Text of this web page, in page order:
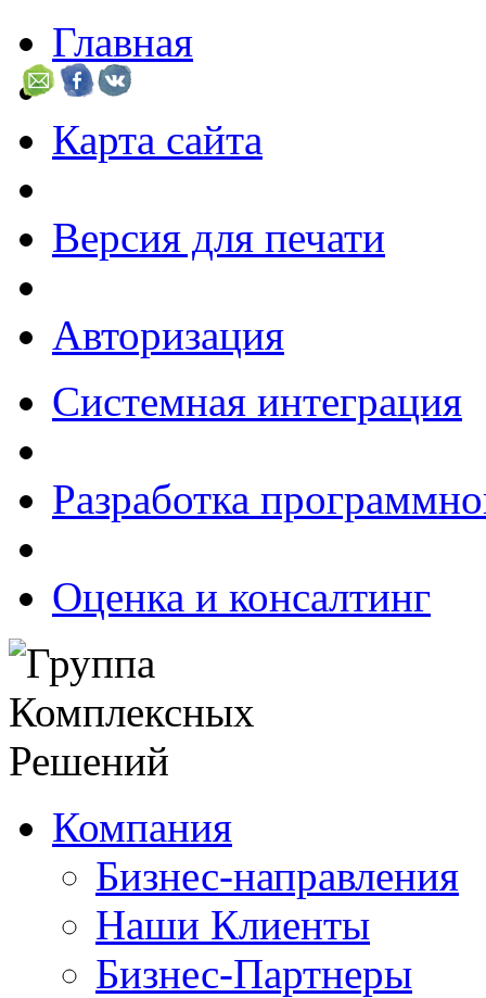
Главная
Карта сайта
Версия для печати
Авторизация
Системная интеграция
Разработка
Оценка и консалтинг
Компания
Бизнес-направления
Наши Клиенты
Бизнес-Партнеры